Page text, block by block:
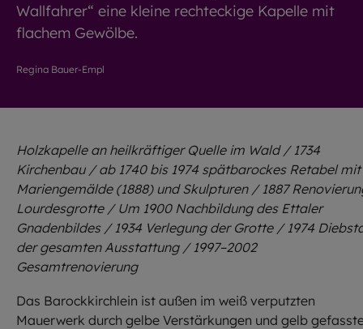
Wallfahrer“ eine kleine rechteckige Kapelle mit
flachem Gewölbe.
Regina Bauer-Empl
Holzkapelle an heilkräftiger Quelle im Wald / 1734
Kirchenbau / ab 1740 bis 1974 spätbarockes Retabel mit
Mariengemälde (1888) und Skulpturen / 1887
Lourdesgrotte / Um 1900 Nachbildung des Ettaler
Gnadenbildes / 1934 Verlegung der Grotte / 1974
der gesamten Ausstattung / 1997–2002
Gesamtrenovierung
Das Barockkirchlein ist außen im weiß verputzten
Mauerwerk durch gelbe Verstärkungen und gelb